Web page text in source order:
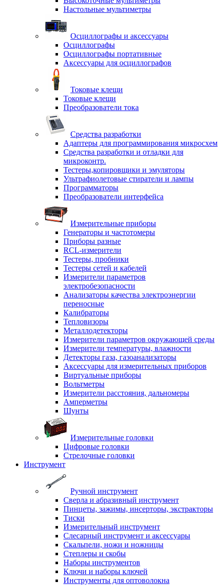
Настольные мультиметры
Осциллографы и аксессуары
Осциллографы
Осциллографы портативные
Аксессуары для осциллографов
Токовые клещи
Токовые клещи
Преобразователи тока
Средства разработки
Адаптеры для программирования микросхем
Средства разработки и отладки для
микроконтр.
Тестеры,копировщики и эмуляторы
Ультрафиолетовые стиратели и лампы
Программаторы
Преобразователи интерфейса
Измерительные приборы
Генераторы и частотомеры
Приборы разные
RCL-измерители
Тестеры, пробники
Тестеры сетей и кабелей
Измерители параметров
электробезопасности
Анализаторы качества электроэнергии
переносные
Калибраторы
Тепловизоры
Металлодетекторы
Измерители параметров окружающей среды
Измерители температуры, влажности
Детекторы газа, газоанализаторы
Аксессуары для измерительных приборов
Виртуальные приборы
Вольтметры
Измерители расстояния, дальномеры
Амперметры
Шунты
Измерительные головки
Цифровые головки
Стрелочные головки
Инструмент
Ручной инструмент
Сверла и абразивный инструмент
Пинцеты, зажимы, инсерторы, экстракторы
Тиски
Измерительный инструмент
Слесарный инструмент и аксессуары
Скальпели, ножи и ножницы
Степлеры и скобы
Наборы инструментов
Ключи и наборы ключей
Инструменты для оптоволокна